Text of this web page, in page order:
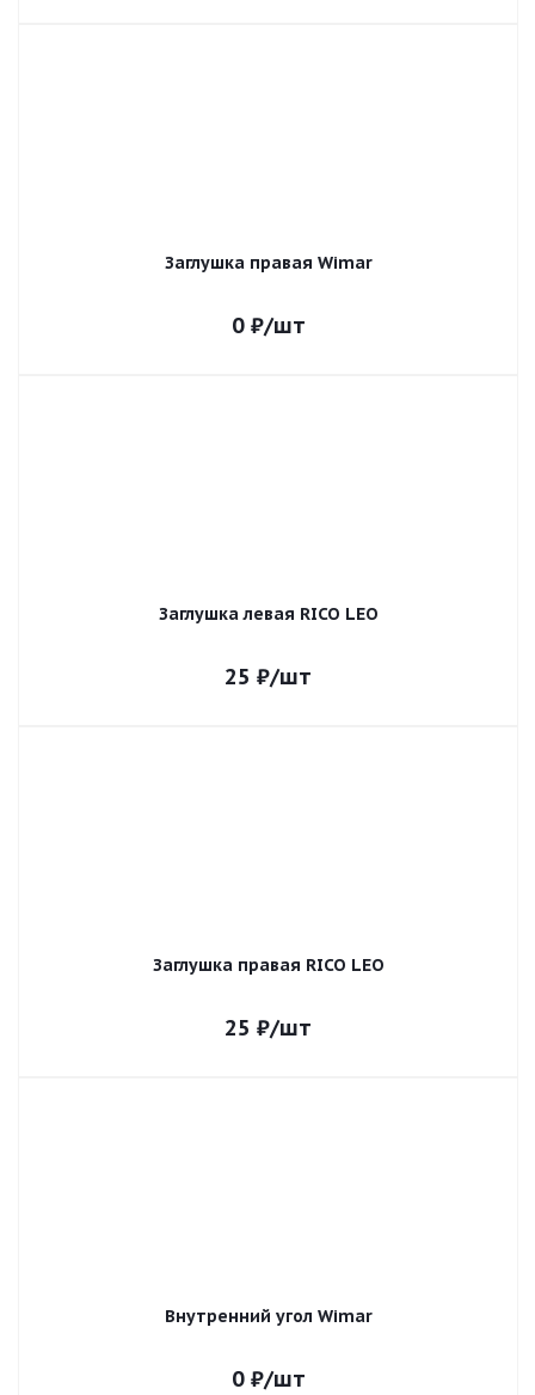
Заглушка правая Wimar
0₽/шт
Заглушка левая RICO LEO
25 ₽/шт
Заглушка правая RICO LEO
25 ₽/шт
Внутренний угол Wimar
0₽/шт